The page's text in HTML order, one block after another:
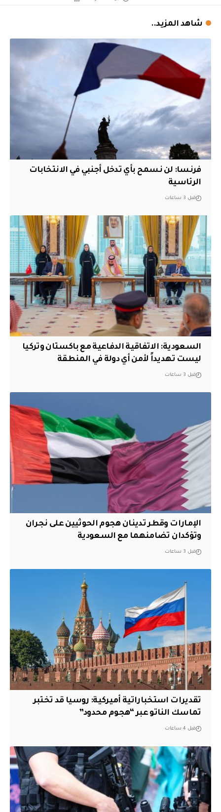
شاهد المزيد..
فرنسا: لن نسمح بأي تدخل أجنبي في الانتخابات
الرئاسية
قبل 3 ساعات
السعودية: الاتفاقية الدفاعية مع باكستان وتركيا
ليست تهديداً لأمن أي دولة في المنطقة
قبل 3 ساعات
الإمارات وقطر تدينان هجوم الحوثيين على نجران
وتؤكدان تضامنهما مع السعودية
قبل 3 ساعات
تقديرات استخباراتية أميركية: روسيا قد تختبر
تماسك الناتو عبر “هجوم محدود”
قبل 4 ساعات